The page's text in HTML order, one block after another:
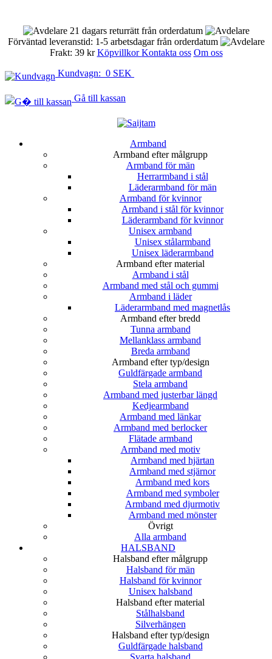
21 dagars returrätt från orderdatum
Förväntad leveranstid: 1-5 arbetsdagar från orderdatum
Frakt: 39 krKöpvillkorKontakta oss Om oss
Kundvagn: 0 SEK
Gå till kassan
Armband
Armband efter målgrupp
Armband för män
Herrarmband i stål
Läderarmband för män
Armband för kvinnor
Armband i stål för kvinnor
Läderarmband för kvinnor
Unisex armband
Unisex stålarmband
Unisex läderarmband
Armband efter material
Armband i stål
Armband med stål och gummi
Armband i läder
Läderarmband med magnetlås
Armband efter bredd
Tunna armband
Mellanklass armband
Breda armband
Armband efter typ/design
Guldfärgade armband
Stela armband
Armband med justerbar längd
Kedjearmband
Armband med länkar
Armband med berlocker
Flätade armband
Armband med motiv
Armband med hjärtan
Armband med stjärnor
Armband med kors
Armband med symboler
Armband med djurmotiv
Armband med mönster
Övrigt
Alla armband
HALSBAND
Halsband efter målgrupp
Halsband för män
Halsband för kvinnor
Unisex halsband
Halsband efter material
Stålhalsband
Silverhängen
Halsband efter typ/design
Guldfärgade halsband
Svarta halsband